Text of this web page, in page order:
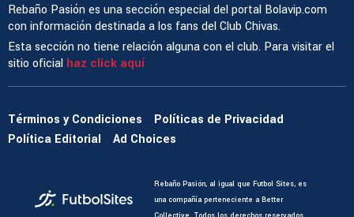
Rebaño Pasión es una sección especial del portal Bolavip.com
con información destinada a los fans del Club Chivas.
Esta sección no tiene relación alguna con el club. Para visitar el
sitio oficial haz click aquí
Términos y Condiciones
Políticas de Privacidad
Política Editorial
Ad Choices
Rebaño Pasión, al igual que Futbol Sites, es
una compañía perteneciente a Better